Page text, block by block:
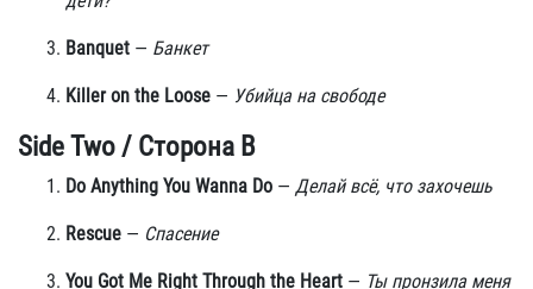
Banquet — Банкет
Killer on the Loose — Убийца на свободе
Side Two / Сторона B
Do Anything You Wanna Do — Делай всё, что захочешь
Rescue — Спасение
You Got Me Right Through the Heart — Ты пронзила меня